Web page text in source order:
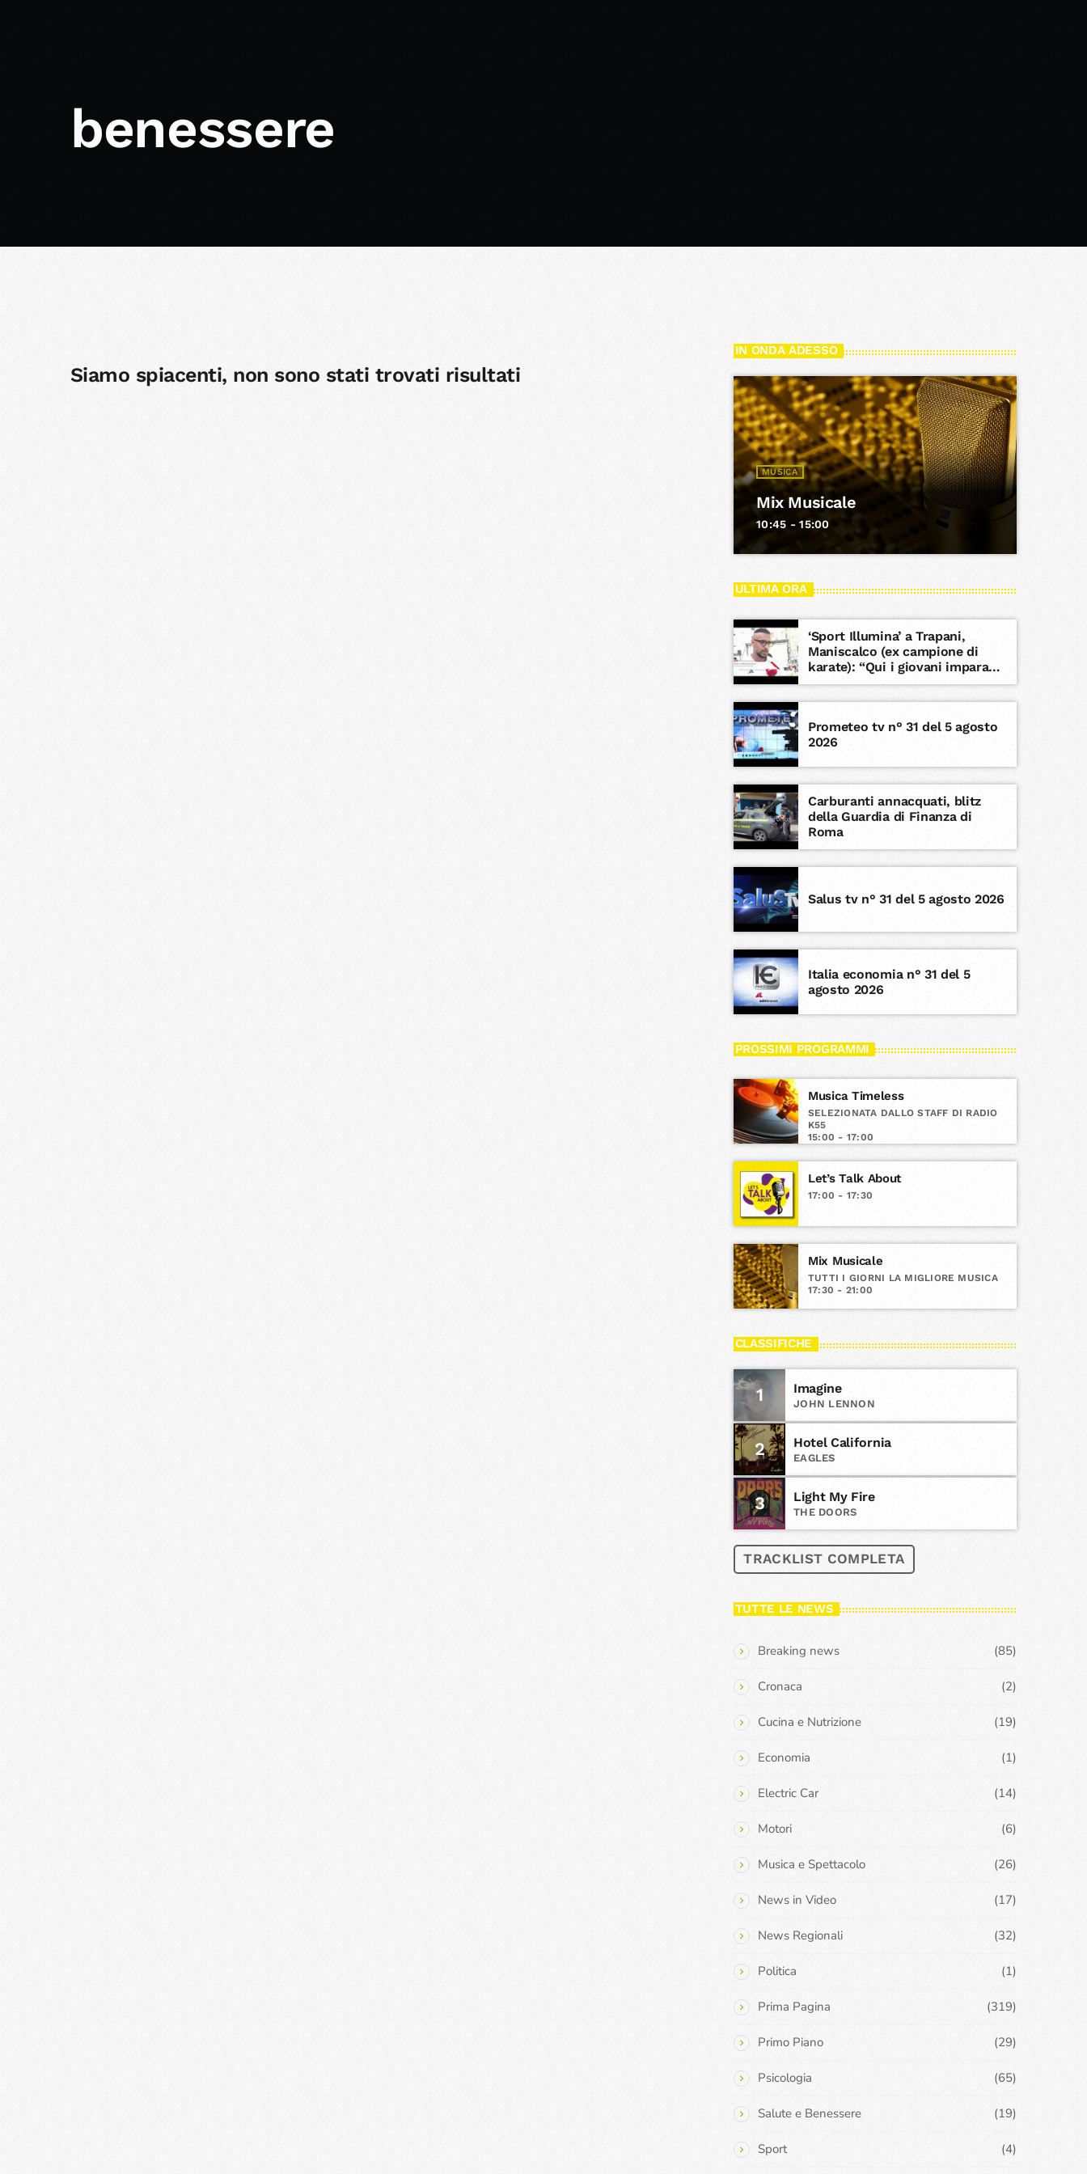
benessere
Siamo spiacenti, non sono stati trovati risultati
IN ONDA ADESSO
MUSICA
Mix Musicale
10:45 - 15:00
ULTIMA ORA
‘Sport Illumina’ a Trapani,
Maniscalco (ex campione di
karate): “Qui i giovani imparano
rispetto,
Prometeo tv n° 31 del 5 agosto
2026
Carburanti annacquati, blitz
della Guardia di Finanza di
Roma
Salus tv n° 31 del 5 agosto 2026
Italia economia n° 31 del 5
agosto 2026
PROSSIMI PROGRAMMI
Musica Timeless
SELEZIONATA DALLO STAFF DI RADIO
K55
15:00 - 17:00
Let’s Talk About
17:00 - 17:30
Mix Musicale
TUTTI I GIORNI LA MIGLIORE MUSICA
17:30 - 21:00
CLASSIFICHE
1 Imagine
JOHN LENNON
2 Hotel California
EAGLES
3 Light My Fire
THE DOORS
TRACKLIST COMPLETA
TUTTE LE NEWS
Breaking news (85)
Cronaca (2)
Cucina e Nutrizione (19)
Economia (1)
Electric Car (14)
Motori (6)
Musica e Spettacolo (26)
News in Video (17)
News Regionali (32)
Politica (1)
Prima Pagina (319)
Primo Piano (29)
Psicologia (65)
Salute e Benessere (19)
Sport (4)